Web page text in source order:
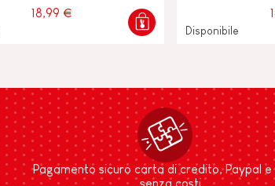
18,99 €
Disponibile
Pagamento sicuro carta di credito, Paypal e